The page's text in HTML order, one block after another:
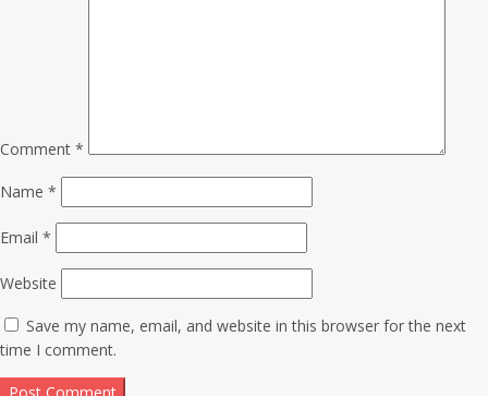
Comment *
Name *
Email *
Website
Save my name, email, and website in this browser for the next
time I comment.